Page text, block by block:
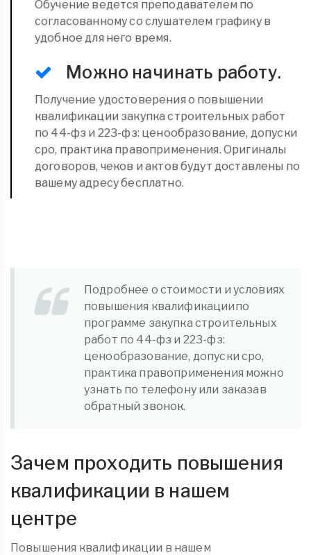
Обучение ведется преподавателем по
согласованному со слушателем графику в
удобное для него время.
Можно начинать работу.
Получение удостоверения о повышении
квалификации закупка строительных работ
по 44-фз и 223-фз: ценообразование, допуски
сро, практика правоприменения. Оригиналы
договоров, чеков и актов будут доставлены по
вашему адресу бесплатно.
Подробнее о стоимости и условиях
повышения квалификациипо
программе закупка строительных
работ по 44-фз и 223-фз:
ценообразование, допуски сро,
практика правоприменения можно
узнать по телефону или заказав
обратный звонок.
Зачем проходить повышения
квалификации в нашем
центре
Повышения квалификации в нашем